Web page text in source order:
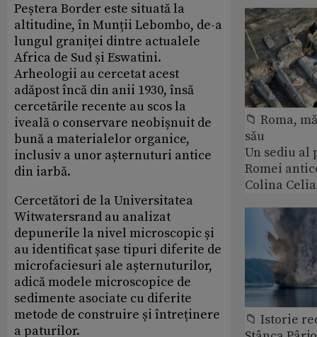
Peștera Border este situată la
altitudine, în Munții Lebombo, de-a
lungul graniței dintre actualele
Africa de Sud și Eswatini.
Arheologii au cercetat acest
adăpost încă din anii 1930, însă
cercetările recente au scos la
iveală o conservare neobișnuit de
bună a materialelor organice,
inclusiv a unor așternuturi antice
din iarbă.
Cercetători de la Universitatea
Witwatersrand au analizat
depunerile la nivel microscopic și
au identificat șase tipuri diferite de
microfaciesuri ale așternuturilor,
adică modele microscopice de
sedimente asociate cu diferite
metode de construire și întreținere
a paturilor.
📁 Roma,
său
Un sediu
Romei
Colina
📁 Istorie